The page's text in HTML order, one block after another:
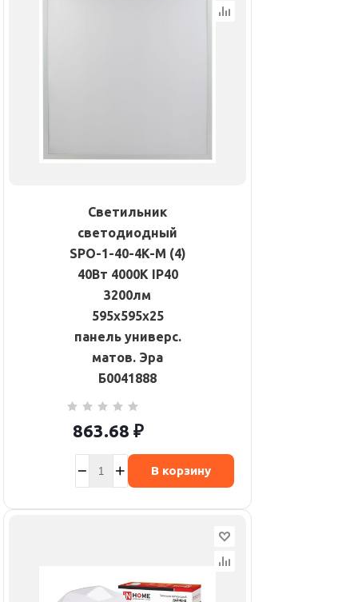
Светильник
светодиодный
SPO-1-40-4K-M (4)
40Вт 4000К IP40
3200лм
595х595х25
панель универс.
матов. Эра
Б0041888
863.68 ₽
В корзину